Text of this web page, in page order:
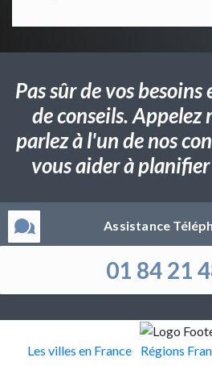
Pas sûr de vos besoins
de conseils.
parlez à l'un de nos
vous aider à
Assistance
01 84 21
Les villes en France Régions